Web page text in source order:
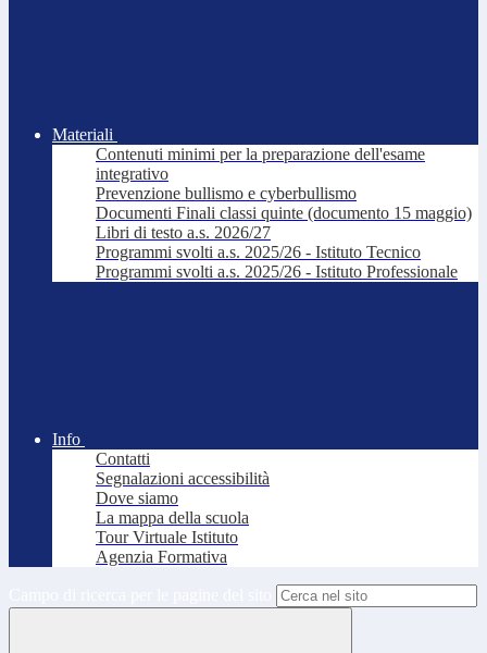
Materiali
Contenuti minimi per la preparazione dell'esame
integrativo
Prevenzione bullismo e cyberbullismo
Documenti Finali classi quinte (documento 15 maggio)
Libri di testo a.s. 2026/27
Programmi svolti a.s. 2025/26 - Istituto Tecnico
Programmi svolti a.s. 2025/26 - Istituto Professionale
Info
Contatti
Segnalazioni accessibilità
Dove siamo
La mappa della scuola
Tour Virtuale Istituto
Agenzia Formativa